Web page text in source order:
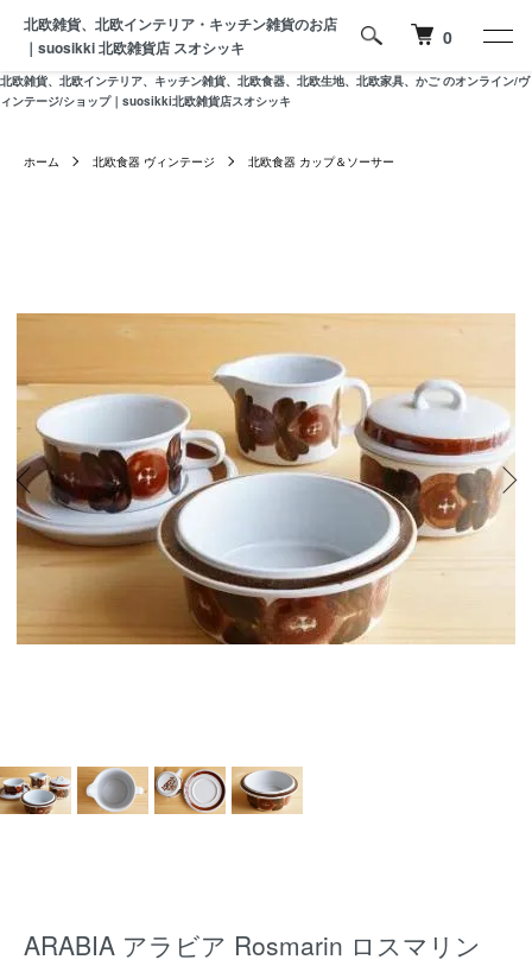
北欧雑貨、北欧インテリア、キッチン雑貨、北欧食器、北欧生地、北欧家具、かご のオンライン/ヴ
ィンテージ/ショップ｜suosikki北欧雑貨店スオシッキ
北欧雑貨、北欧インテリア・キッチン雑貨のお店
｜suosikki 北欧雑貨店 スオシッキ
0
ホーム 北欧食器 ヴィンテージ 北欧食器 カップ＆ソーサー
ARABIA アラビア Rosmarin ロスマリン